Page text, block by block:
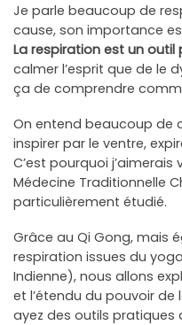
Je parle beaucoup de
cause, son importance
La respiration est un outil
calmer l’esprit que de le
ça de comprendre
On entend beaucoup de
inspirer par le ventre,
C’est pourquoi
Médecine Traditionnelle
particulièrement étudié.
Grâce au Qi Gong, mais
respiration issues du
Indienne), nous allons
et l’étendu du pouvoir
ayez des outils pratiques